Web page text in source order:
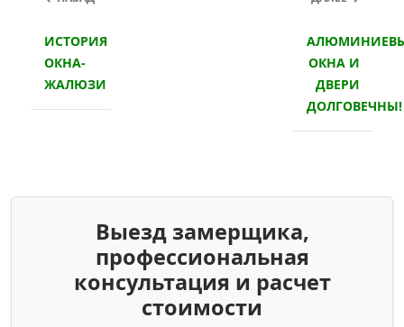
ИСТОРИЯ
ОКНА-
ЖАЛЮЗИ
ОКНА И
ДВЕРИ
ДОЛГОВЕЧНЫ!
Выезд замерщика,
профессиональная
консультация и расчет
стоимости